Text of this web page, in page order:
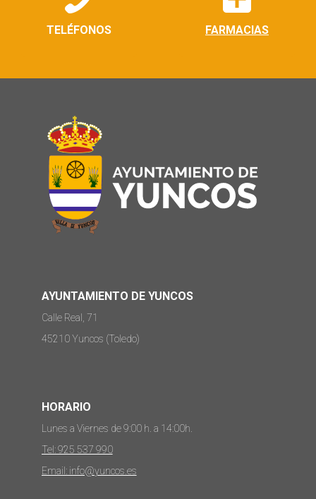
TELÉFONOS FARMACIAS
AYUNTAMIENTO DE YUNCOS
Calle Real, 71
45210 Yuncos (Toledo)
HORARIO
Lunes a Viernes de 9:00 h. a 14:00h.
Tel: 925 537 990
Email: info@yuncos.es